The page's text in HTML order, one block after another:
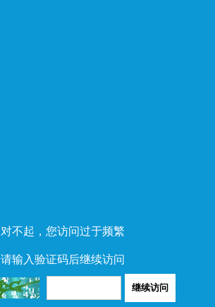
对不起，您访问过于频繁
请输入验证码后继续访问
继续访问